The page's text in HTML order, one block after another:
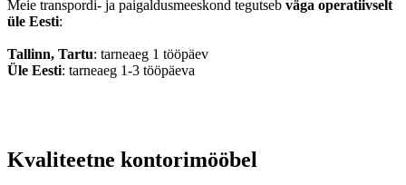
Meie transpordi- ja paigaldusmeeskond tegutseb väga operatiivselt
üle Eesti:
Tallinn, Tartu: tarneaeg 1 tööpäev
Üle Eesti: tarneaeg 1-3 tööpäeva
Kvaliteetne kontorimööbel